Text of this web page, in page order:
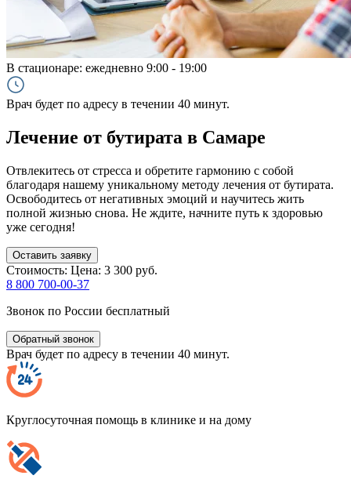
В стационаре: ежедневно 9:00 - 19:00
Врач будет по адресу в течении 40 минут.
Лечение от бутирата в Самаре
Отвлекитесь от стресса и обретите гармонию с собой
благодаря нашему уникальному методу лечения от бутирата.
Освободитесь от негативных эмоций и научитесь жить
полной жизнью снова. Не ждите, начните путь к здоровью
уже сегодня!
Оставить заявку
Стоимость: Цена: 3 300 руб.
8 800 700-00-37
Звонок по России бесплатный
Обратный звонок
Врач будет по адресу в течении 40 минут.
Круглосуточная помощь в клинике и на дому